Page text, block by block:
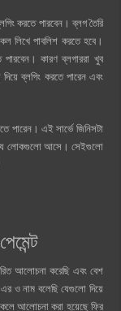
করতে পারবেন। ব্লগ তৈরি
লিখে পাবলিশ করতে হবে।
কারণ ব্লগাররা খুব
ব্লগিং করতে পারেন এবং
পারেন। এই সার্ভে জিনিসটা
যে লোকগুলো আসে। সেইগুলো
আলোচনা করেছি এবং বেশ
ও নাম বলেছি যেগুলো দিয়ে
আলোচনা করা হয়েছে ফ্রি